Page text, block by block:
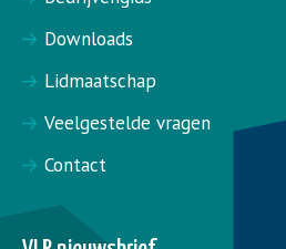
Downloads
Lidmaatschap
Veelgestelde vragen
Contact